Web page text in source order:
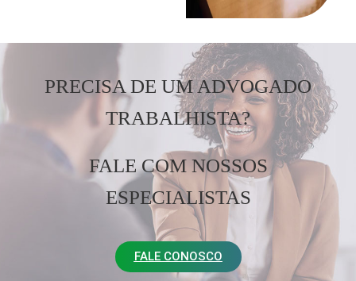
PRECISA DE UM ADVOGADO
TRABALHISTA?
FALE COM NOSSOS
ESPECIALISTAS
FALE CONOSCO